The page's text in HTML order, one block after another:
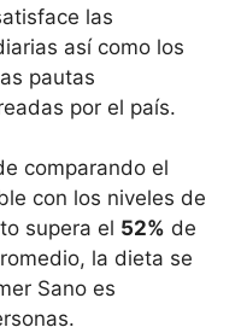
las
así como los
pautas
por el país.
comparando el
con los niveles de
supera el 52% de
la dieta se
Sano es